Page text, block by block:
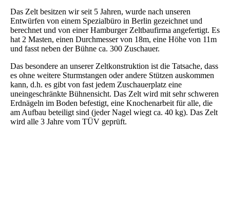
Das Zelt besitzen wir seit 5 Jahren, wurde nach unseren
Entwürfen von einem Spezialbüro in Berlin gezeichnet und
berechnet und von einer Hamburger Zeltbaufirma angefertigt. Es
hat 2 Masten, einen Durchmesser von 18m, eine Höhe von 11m
und fasst neben der Bühne ca. 300 Zuschauer.
Das besondere an unserer Zeltkonstruktion ist die Tatsache, dass
es ohne weitere Sturmstangen oder andere Stützen auskommen
kann, d.h. es gibt von fast jedem Zuschauerplatz eine
uneingeschränkte Bühnensicht. Das Zelt wird mit sehr schweren
Erdnägeln im Boden befestigt, eine Knochenarbeit für alle, die
am Aufbau beteiligt sind (jeder Nagel wiegt ca. 40 kg). Das Zelt
wird alle 3 Jahre vom TÜV geprüft.